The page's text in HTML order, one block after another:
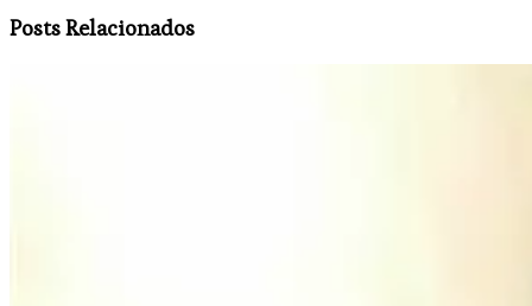
Posts Relacionados